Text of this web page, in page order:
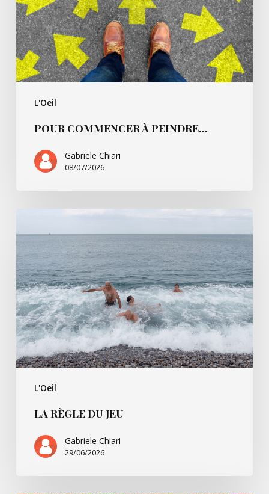
L'Oeil
POUR COMMENCER À PEINDRE…
Gabriele Chiari
08/07/2026
L'Oeil
Règle
jeu
LA RÈGLE DU JEU
Gabriele Chiari
29/06/2026